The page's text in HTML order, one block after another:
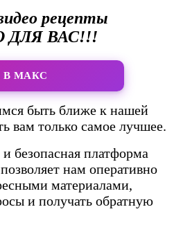
рецепты
ДЛЯ ВАС!!!
В МАКС
быть ближе к нашей
вам только самое лучшее.
платформа
нам оперативно
материалами,
и получать обратную